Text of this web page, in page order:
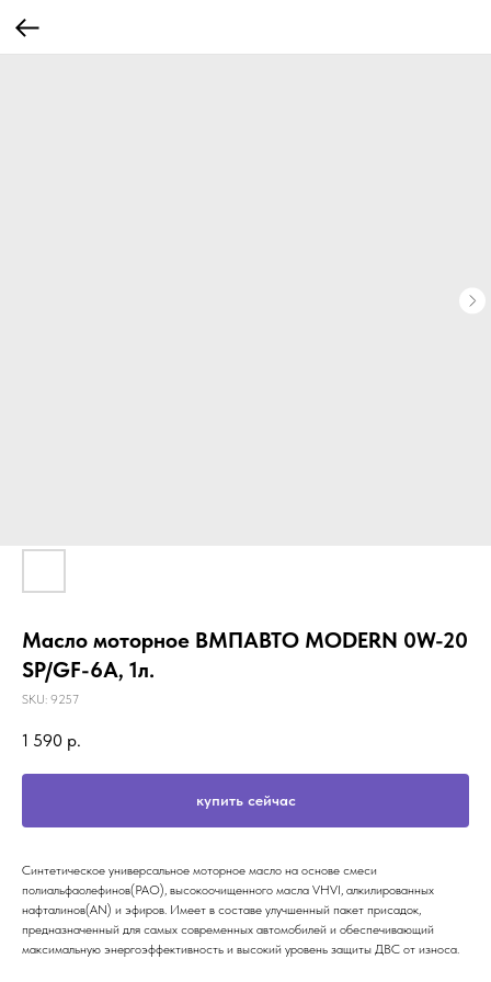
Масло моторное ВМПАВТО MODERN 0W-20
SP/GF-6A, 1л.
SKU: 9257
1 590 р.
купить сейчас
Синтетическое универсальное моторное масло на основе смеси
полиальфаолефинов(PAO), высокоочищенного масла VHVI, алкилированных
нафталинов(AN) и эфиров. Имеет в составе улучшенный пакет присадок,
предназначенный для самых современных автомобилей и обеспечивающий
максимальную энергоэффективность и высокий уровень защиты ДВС от износа.